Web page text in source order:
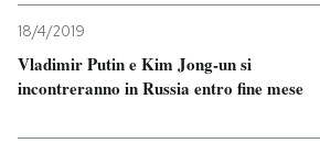
18/4/2019
Vladimir Putin e Kim Jong-un si
incontreranno in Russia entro fine mese